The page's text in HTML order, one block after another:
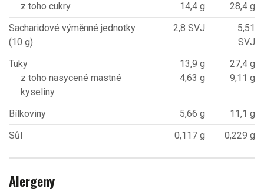
z toho cukry
14,4 g
28,4 g
Sacharidové výměnné jednotky
(10 g)
2,8 SVJ
5,51
SVJ
Tuky
z toho nasycené mastné
kyseliny
13,9 g
4,63 g
27,4 g
9,11 g
Bílkoviny 5,66 g
11,1 g
Sůl
0,117 g 0,229 g
Alergeny